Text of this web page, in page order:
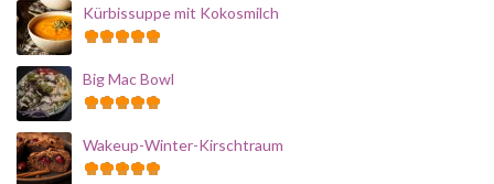
Kürbissuppe mit Kokosmilch
Big Mac Bowl
Wakeup-Winter-Kirschtraum